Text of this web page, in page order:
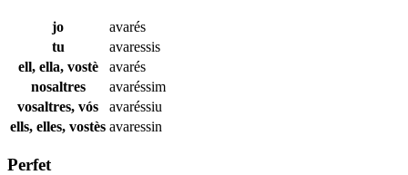
jo
avarés
tu
avaressis
ell, ella, vostè
avarés
nosaltres
avaréssim
vosaltres, vós
avaréssiu
ells, elles, vostès avaressin
Perfet